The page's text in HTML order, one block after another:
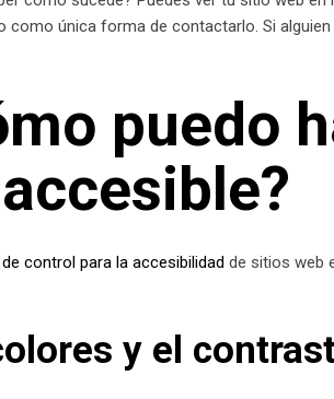
como única forma de contactarlo. Si
puedo
control para la accesibilidad de sitios web
y el